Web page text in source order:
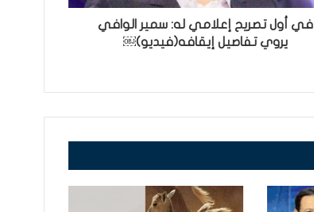
في أول تصريح إعلامي له: سمير الوافي
يروي تفاصيل إيقافه(فيديو)￼